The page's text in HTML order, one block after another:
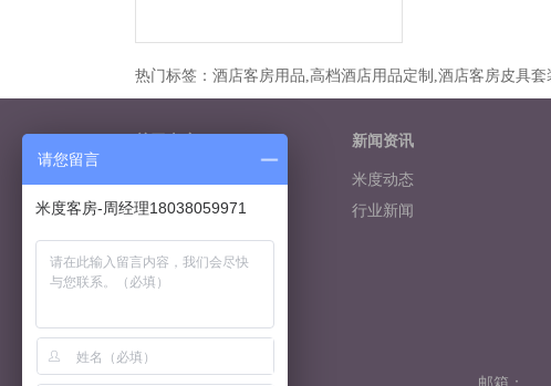
热门标签：酒店客房用品,高档酒店用品定制,酒店客房皮具
米度文化
经营理念
公司优势
定制流程
米度相册
新闻资讯
米度动态
行业新闻
请您留言
米度客房-周经理18038059971